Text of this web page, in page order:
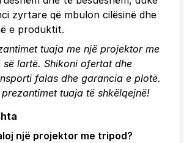
zyrtare që mbulon cilësinë dhe
e produktit.
tuaja me një projektor me
lartë. Shikoni ofertat dhe
falas dhe garancia e plotë.
tuaja të shkëlqejnë!
një projektor me tripod?